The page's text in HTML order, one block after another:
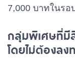
7,000 บาทในรอ
กลุ่มพิเศษที่มีสิ
โดยไม่ต้องลง